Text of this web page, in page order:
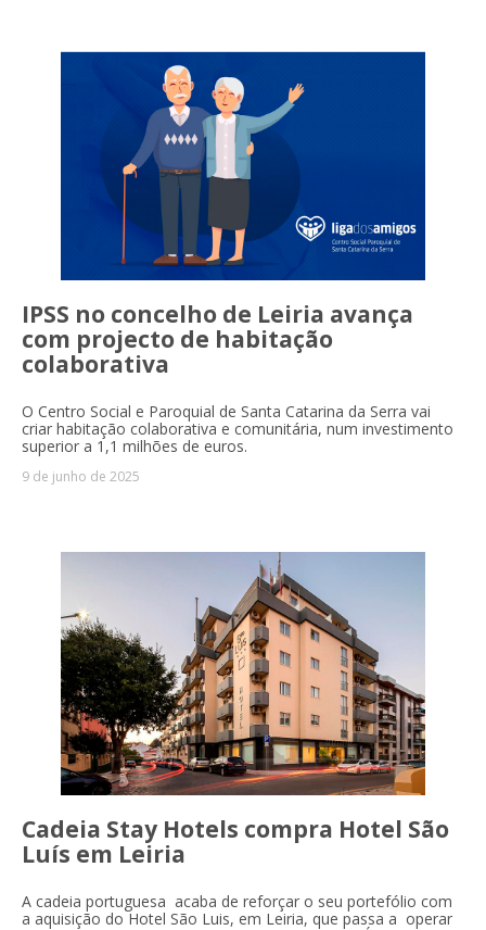
IPSS no concelho de Leiria avança
com projecto de habitação
colaborativa
O Centro Social e Paroquial de Santa Catarina da Serra vai
criar habitação colaborativa e comunitária, num investimento
superior a 1,1 milhões de euros.
9 de junho de 2025
Cadeia Stay Hotels compra Hotel São
Luís em Leiria
A cadeia portuguesa acaba de reforçar o seu portefólio com
a aquisição do Hotel São Luis, em Leiria, que passa a operar